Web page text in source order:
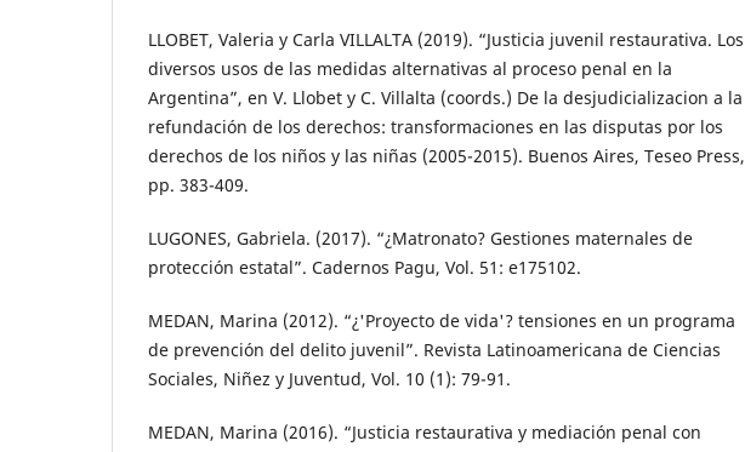
LLOBET, Valeria y Carla VILLALTA (2019). “Justicia juvenil restaurativa. Los
diversos usos de las medidas alternativas al proceso penal en la
Argentina”, en V. Llobet y C. Villalta (coords.) De la desjudicializacion a la
refundación de los derechos: transformaciones en las disputas por los
derechos de los niños y las niñas (2005-2015). Buenos Aires, Teseo Press,
pp. 383-409.
LUGONES, Gabriela. (2017). “¿Matronato? Gestiones maternales de
protección estatal”. Cadernos Pagu, Vol. 51: e175102.
MEDAN, Marina (2012). “¿'Proyecto de vida'? tensiones en un programa
de prevención del delito juvenil”. Revista Latinoamericana de Ciencias
Sociales, Niñez y Juventud, Vol. 10 (1): 79-91.
MEDAN, Marina (2016). “Justicia restaurativa y mediación penal con